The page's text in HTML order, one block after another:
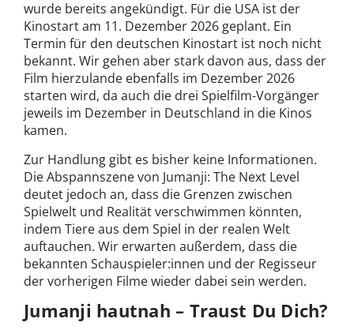
wurde bereits angekündigt. Für die USA ist der
Kinostart am 11. Dezember 2026 geplant. Ein
Termin für den deutschen Kinostart ist noch nicht
bekannt. Wir gehen aber stark davon aus, dass der
Film hierzulande ebenfalls im Dezember 2026
starten wird, da auch die drei Spielfilm-Vorgänger
jeweils im Dezember in Deutschland in die Kinos
kamen.
Zur Handlung gibt es bisher keine Informationen.
Die Abspannszene von Jumanji: The Next Level
deutet jedoch an, dass die Grenzen zwischen
Spielwelt und Realität verschwimmen könnten,
indem Tiere aus dem Spiel in der realen Welt
auftauchen. Wir erwarten außerdem, dass die
bekannten Schauspieler:innen und der Regisseur
der vorherigen Filme wieder dabei sein werden.
Jumanji hautnah – Traust Du Dich?